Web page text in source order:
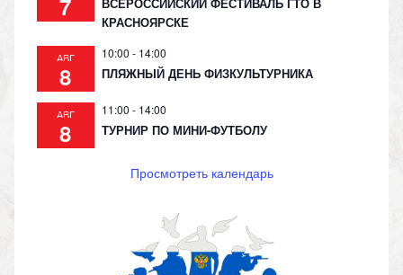
КРАСНОЯРСКЕ
АВГ
8
10:00 - 14:00
ПЛЯЖНЫЙ ДЕНЬ ФИЗКУЛЬТУРНИКА
АВГ
8
11:00 - 14:00
ТУРНИР ПО МИНИ-ФУТБОЛУ
Просмотреть календарь